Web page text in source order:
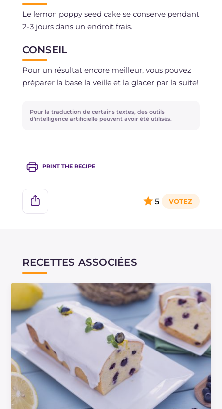
Le lemon poppy seed cake se conserve pendant
2-3 jours dans un endroit frais.
CONSEIL
Pour un résultat encore meilleur, vous pouvez
préparer la base la veille et la glacer par la suite!
Pour la traduction de certains textes, des outils
d'intelligence artificielle peuvent avoir été utilisés.
PRINT THE RECIPE
5
RECETTES ASSOCIÉES